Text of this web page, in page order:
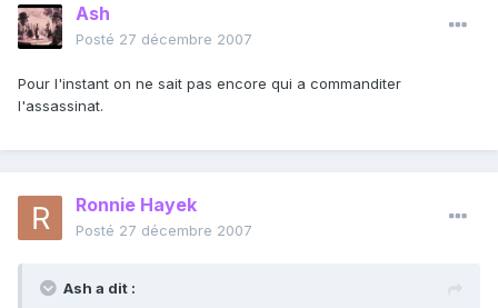
Ash
Posté 27 décembre 2007
Pour l'instant on ne sait pas encore qui a commanditer
l'assassinat.
Ronnie Hayek
Posté 27 décembre 2007
Ash a dit :